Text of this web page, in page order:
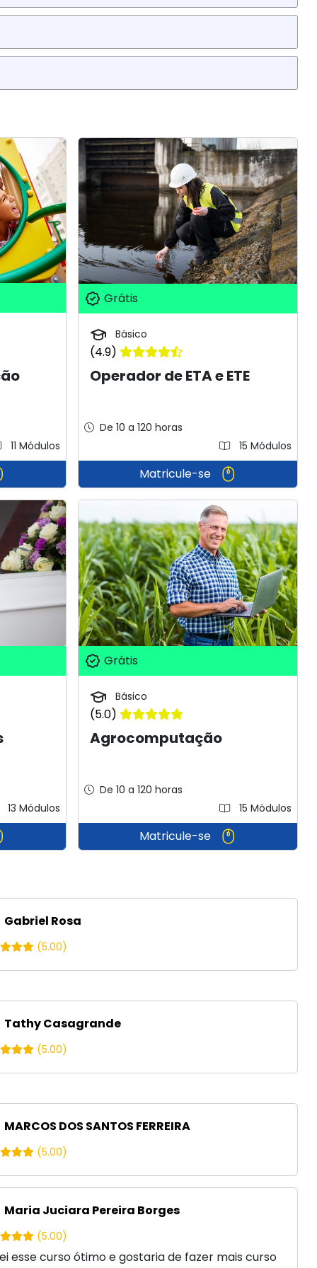
11 Módulos
Grátis
Básico
(4.9)
Operador de ETA e ETE
De 10 a 120 horas
15 Módulos
Matricule-se
13 Módulos
Grátis
Básico
(5.0)
Agrocomputação
De 10 a 120 horas
15 Módulos
Matricule-se
Gabriel Rosa
(5.00)
Tathy Casagrande
(5.00)
MARCOS DOS SANTOS FERREIRA
(5.00)
Maria Juciara Pereira Borges
(5.00)
esse curso ótimo e gostaria de fazer mais curso